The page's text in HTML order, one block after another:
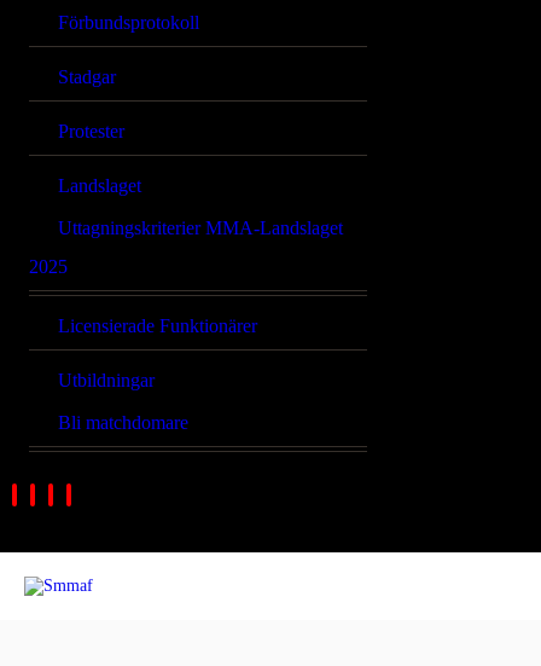
Förbundsprotokoll
Stadgar
Protester
Landslaget
Uttagningskriterier MMA-Landslaget
2025
Licensierade Funktionärer
Utbildningar
Bli matchdomare